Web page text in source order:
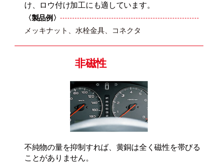
け、ロウ付け加工にも適しています。
〈製品例〉
メッキナット、水栓金具、コネクタ
非磁性
不純物の量を抑制すれば、黄銅は全く磁性を帯びる
ことがありません。